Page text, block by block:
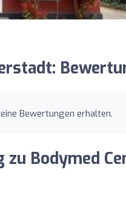
Bewertungen erhalten.
zu Bodymed